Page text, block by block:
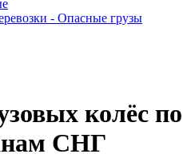
- Опасные грузы
колёс по
СНГ